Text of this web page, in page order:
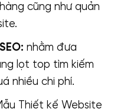
cũng như quản
nhằm đưa
lọt top tìm kiếm
nhiều chi phí.
Thiết kế Website